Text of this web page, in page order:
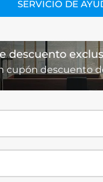
SERVICIO DE
descuento
cupón descuento